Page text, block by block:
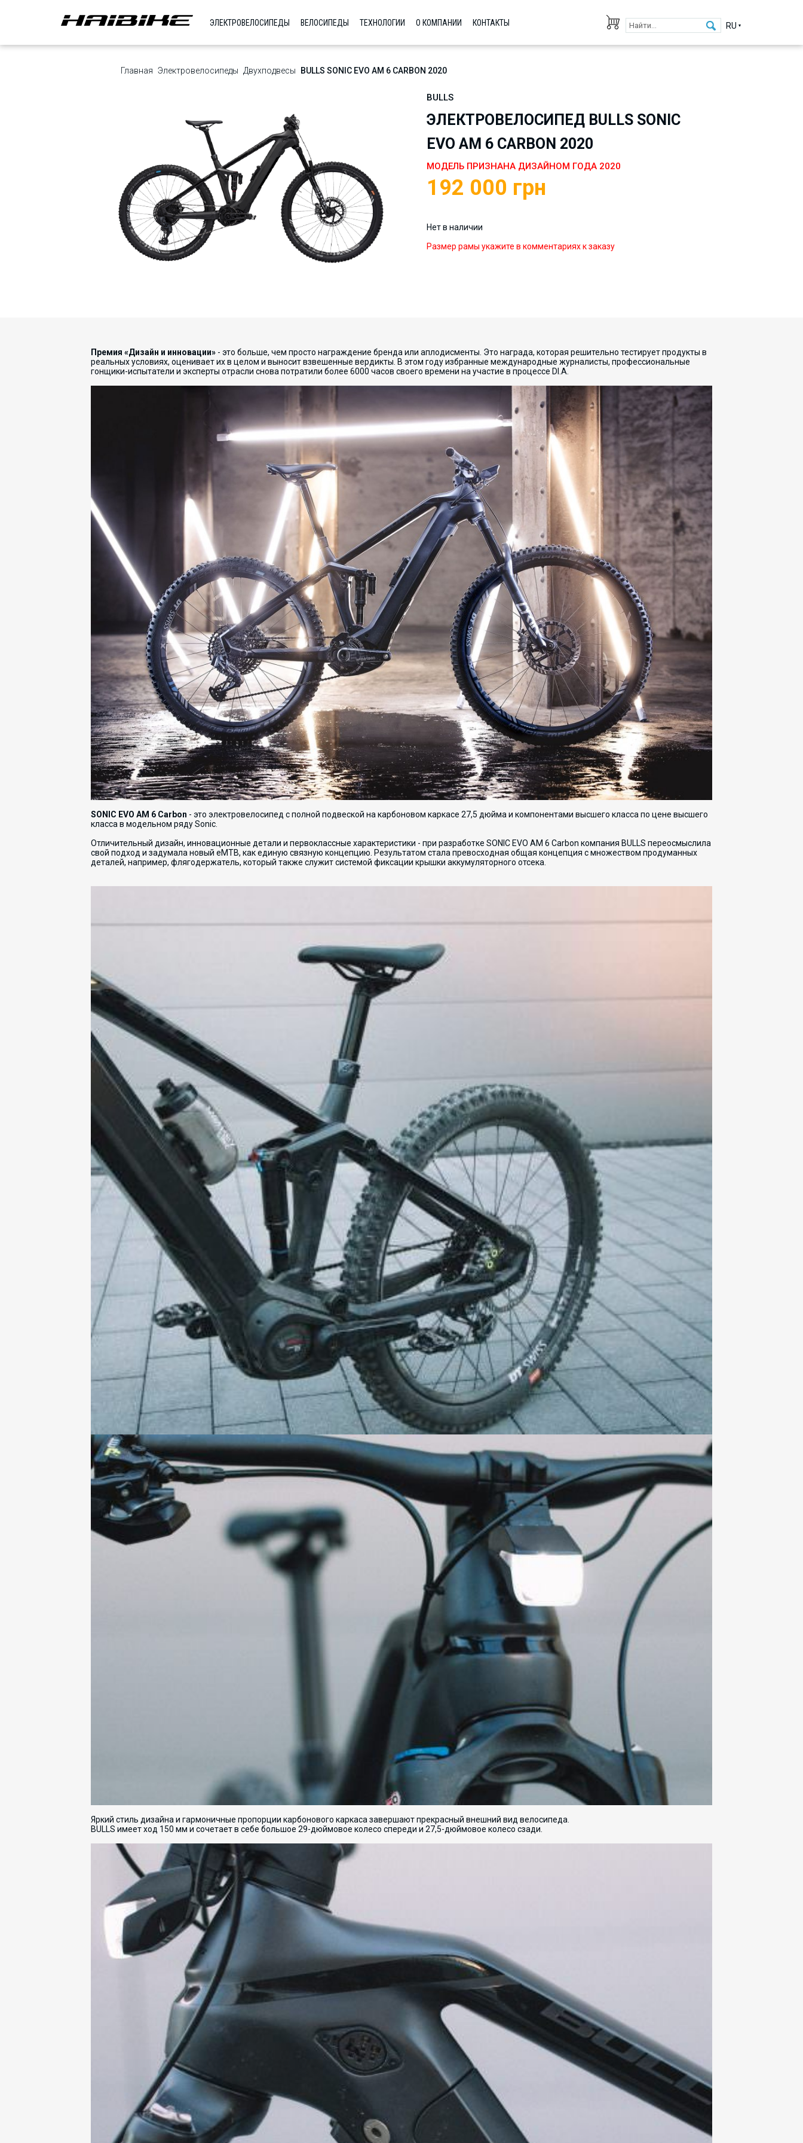
ЭЛЕКТРОВЕЛОСИПЕДЫ ВЕЛОСИПЕДЫ ТЕХНОЛОГИИ О КОМПАНИИ КОНТАКТЫ RU
Главная Электровелосипеды Двухподвесы BULLS SONIC EVO AM 6 CARBON 2020
BULLS
ЭЛЕКТРОВЕЛОСИПЕД BULLS SONIC
EVO AM 6 CARBON 2020
​МОДЕЛЬ ПРИЗНАНА ДИЗАЙНОМ ГОДА 2020
192 000 грн
Нет в наличии
Размер рамы укажите в комментариях к заказу
Премия «Дизайн и инновации» - это больше, чем просто награждение бренда или аплодисменты. Это награда, которая решительно тестирует продукты в
реальных условиях, оценивает их в целом и выносит взвешенные вердикты. В этом году избранные международные журналисты, профессиональные
гонщики-испытатели и эксперты отрасли снова потратили более 6000 часов своего времени на участие в процессе DI.A.
SONIC EVO AM 6 Carbon - это электровелосипед с полной подвеской на карбоновом каркасе 27,5 дюйма и компонентами высшего класса по цене высшего
класса в модельном ряду Sonic.
Отличительный дизайн, инновационные детали и первоклассные характеристики - при разработке SONIC EVO AM 6 Carbon компания BULLS переосмыслила
свой подход и задумала новый eMTB, как единую связную концепцию. Результатом стала превосходная общая концепция с множеством продуманных
деталей, например, флягодержатель, который также служит системой фиксации крышки аккумуляторного отсека.
Яркий стиль дизайна и гармоничные пропорции карбонового каркаса завершают прекрасный внешний вид велосипеда.
BULLS имеет ход 150 мм и сочетает в себе большое 29-дюймовое колесо спереди и 27,5-дюймовое колесо сзади.